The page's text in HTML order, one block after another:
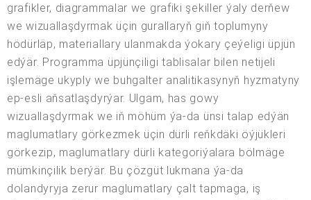
grafikler, diagrammalar we grafiki şekiller ýaly derňew
we wizuallaşdyrmak üçin gurallaryň giň toplumyny
hödürläp, materiallary ulanmakda ýokary çeýeligi üpjün
edýär. Programma üpjünçiligi tablisalar bilen netijeli
işlemäge ukyply we buhgalter analitikasynyň hyzmatyny
ep-esli aňsatlaşdyrýar. Ulgam, has gowy
wizuallaşdyrmak we iň möhüm ýa-da ünsi talap edýän
maglumatlary görkezmek üçin dürli reňkdäki öýjükleri
görkezip, maglumatlary dürli kategoriýalara bölmäge
mümkinçilik berýär. Bu çözgüt lukmana ýa-da
dolandyryja zerur maglumatlary çalt tapmaga, iş